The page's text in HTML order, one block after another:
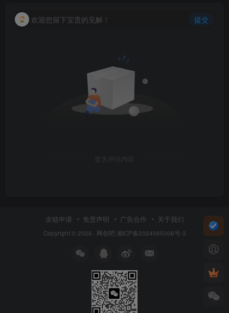
欢迎您留下宝贵的见解！ 提交
暂无评论内容
友链申请 免责声明 广告合作 关于我们
Copyright © 2026 · 网创吧 湘ICP备2024065006号-3